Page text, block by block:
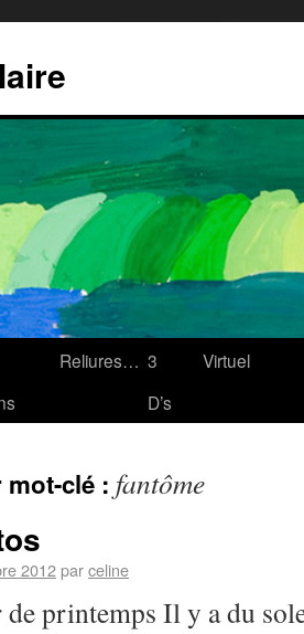
Reliures… 3
D’s
Virtuel
clé : fantôme
2012parceline
de printemps Il y a du